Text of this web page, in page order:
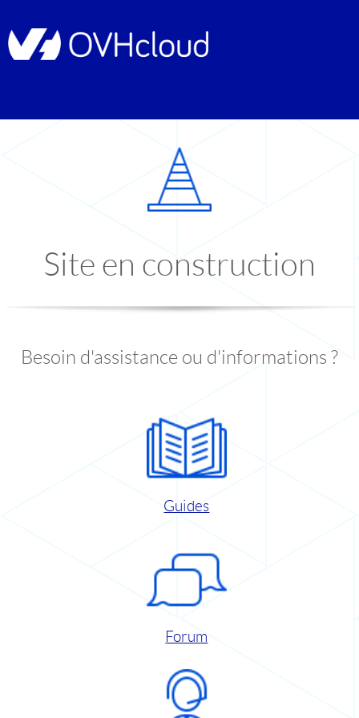
Site en construction
Besoin d'assistance ou d'informations ?
Guides
Forum